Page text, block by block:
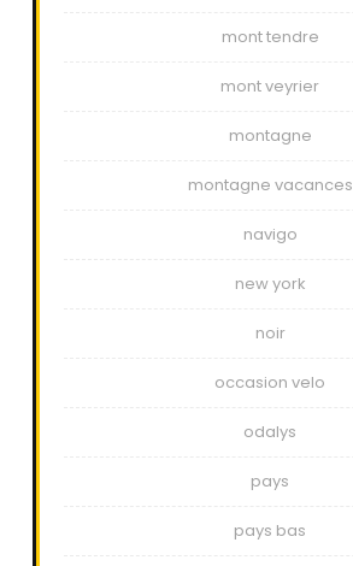
mont tendre
mont veyrier
montagne
montagne vacances
navigo
new york
noir
occasion velo
odalys
pays
pays bas